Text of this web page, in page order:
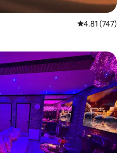
從 747 則評價
4.81 (747)